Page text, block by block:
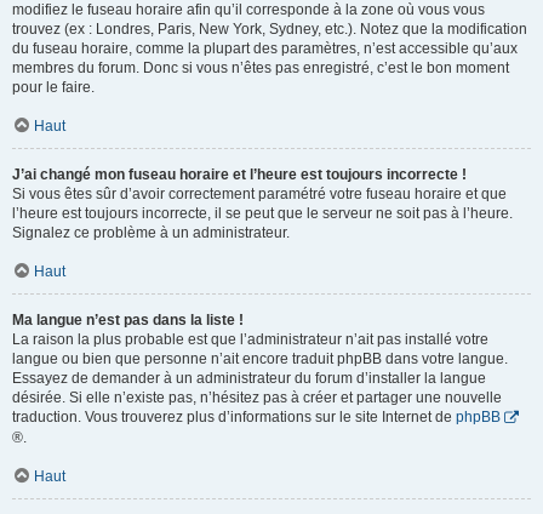
modifiez le fuseau horaire afin qu’il corresponde à la zone où vous vous
trouvez (ex : Londres, Paris, New York, Sydney, etc.). Notez que la modification
du fuseau horaire, comme la plupart des paramètres, n’est accessible qu’aux
membres du forum. Donc si vous n’êtes pas enregistré, c’est le bon moment
pour le faire.
Haut
J’ai changé mon fuseau horaire et l’heure est toujours incorrecte !
Si vous êtes sûr d’avoir correctement paramétré votre fuseau horaire et que
l’heure est toujours incorrecte, il se peut que le serveur ne soit pas à l’heure.
Signalez ce problème à un administrateur.
Haut
Ma langue n’est pas dans la liste !
La raison la plus probable est que l’administrateur n’ait pas installé votre
langue ou bien que personne n’ait encore traduit phpBB dans votre langue.
Essayez de demander à un administrateur du forum d’installer la langue
désirée. Si elle n’existe pas, n’hésitez pas à créer et partager une nouvelle
traduction. Vous trouverez plus d’informations sur le site Internet de phpBB
®.
Haut